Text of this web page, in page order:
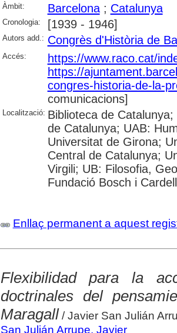
Àmbit: Barcelona; Catalunya
Cronologia: [1939 - 1946]
Autors add.: Congrès d'Història de
Accés:
https://www.raco.cat/
https://
congres-historia-de-la-
comunicacions]
Localització: Biblioteca de
de Catalunya; UAB:
Universitat de Girona;
Central de Catalunya;
Virgili; UB: Filosofia,
Fundació Bosch i
Enllaç permanent a aquest
Flexibilidad para la
doctrinales del
Maragall/ Javier San Julián
San Julián Arrupe, Javier